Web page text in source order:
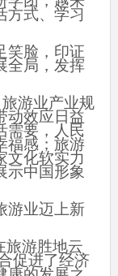
方式、学习
笑脸，印证
全局，发挥
游业产业规
动效应日益
需要，人民
福感；旅游
文化软实力
示中国形象
游业迈上新
旅游胜地云
促进了经济